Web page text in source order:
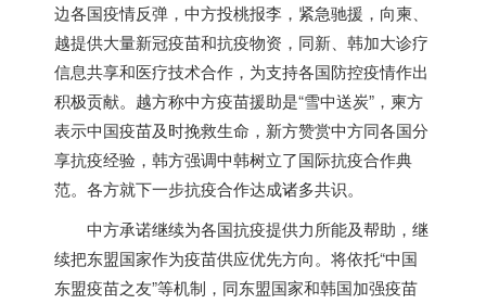
边各国疫情反弹，中方投桃报李，紧急驰援，向柬、
越提供大量新冠疫苗和抗疫物资，同新、韩加大诊疗
信息共享和医疗技术合作，为支持各国防控疫情作出
积极贡献。越方称中方疫苗援助是“雪中送炭”，柬方
表示中国疫苗及时挽救生命，新方赞赏中方同各国分
享抗疫经验，韩方强调中韩树立了国际抗疫合作典
范。各方就下一步抗疫合作达成诸多共识。
中方承诺继续为各国抗疫提供力所能及帮助，继
续把东盟国家作为疫苗供应优先方向。将依托“中国
东盟疫苗之友”等机制，同东盟国家和韩国加强疫苗